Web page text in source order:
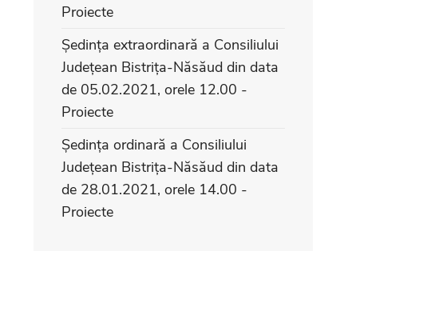
Proiecte
Ședința extraordinară a Consiliului
Județean Bistrița-Năsăud din data
de 05.02.2021, orele 12.00 -
Proiecte
Ședința ordinară a Consiliului
Județean Bistrița-Năsăud din data
de 28.01.2021, orele 14.00 -
Proiecte